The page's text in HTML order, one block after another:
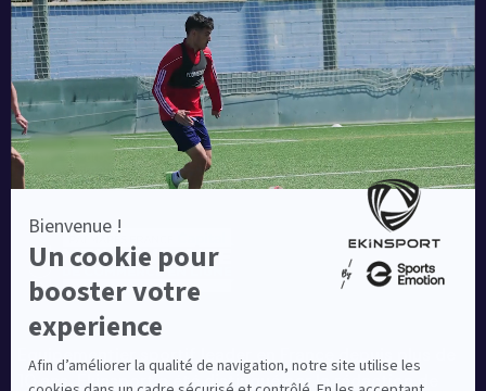
Une société de :
Equipementier sportif leader en France depuis plus de
10 ans, Ekinsport a été distingué par la rédaction de